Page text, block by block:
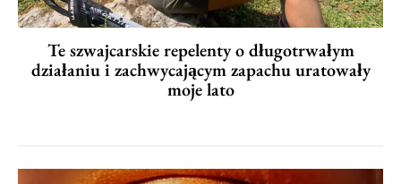
Te szwajcarskie repelenty o długotrwałym
działaniu i zachwycającym zapachu uratowały
moje lato